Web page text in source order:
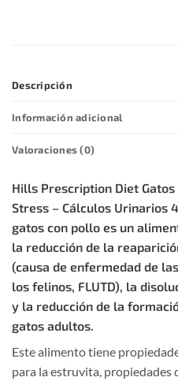
Descripción
Información adicional
Valoraciones (0)
Hills Prescription Diet
Stress – Cálculos Urinarios
gatos con pollo es un
la reducción de la
(causa de enfermedad de
los felinos, FLUTD), la
y la reducción de la
gatos adultos.
Este alimento tiene
para la estruvita, propiedades